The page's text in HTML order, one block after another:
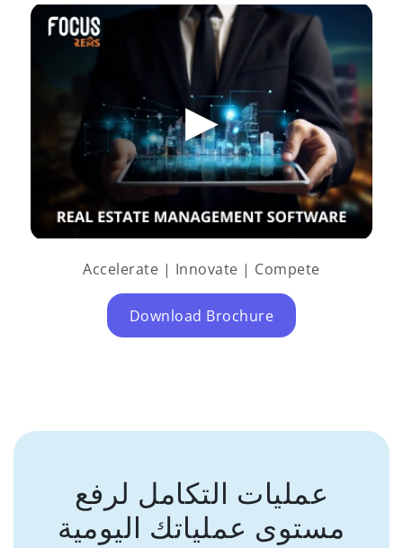
Accelerate | Innovate | Compete
Download Brochure
عمليات التكامل لرفع
مستوى عملياتك اليومية